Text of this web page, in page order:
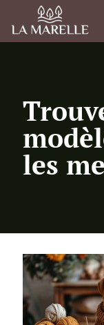
les